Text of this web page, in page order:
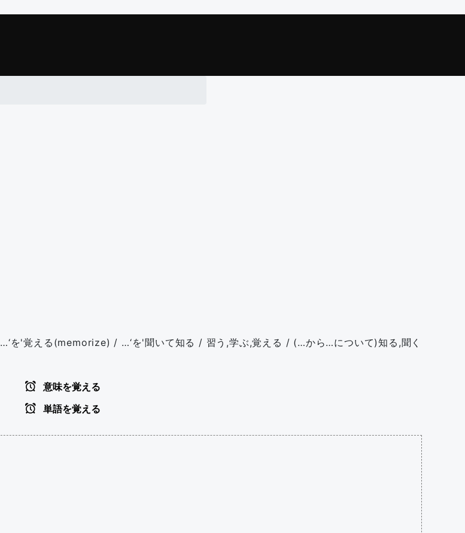
…‘を'覚える(memorize) / …‘を'聞いて知る / 習う,学ぶ,覚える / (…から…について)知る,聞く
意味を覚える
単語を覚える